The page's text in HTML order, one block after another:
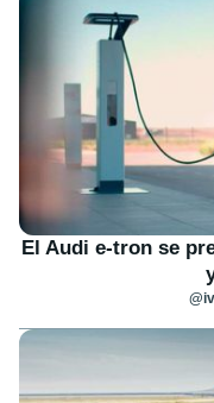
El Audi e-tron se